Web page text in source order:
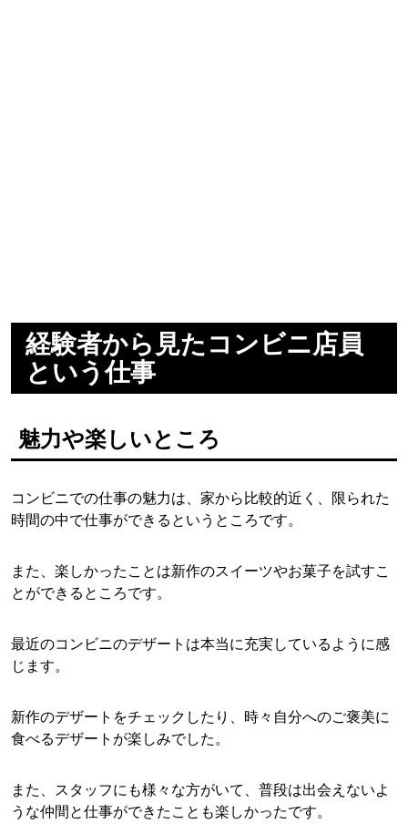
経験者から見たコンビニ店員
という仕事
魅力や楽しいところ
コンビニでの仕事の魅力は、家から比較的近く、限られた
時間の中で仕事ができるというところです。
また、楽しかったことは新作のスイーツやお菓子を試すこ
とができるところです。
最近のコンビニのデザートは本当に充実しているように感
じます。
新作のデザートをチェックしたり、時々自分へのご褒美に
食べるデザートが楽しみでした。
また、スタッフにも様々な方がいて、普段は出会えないよ
うな仲間と仕事ができたことも楽しかったです。